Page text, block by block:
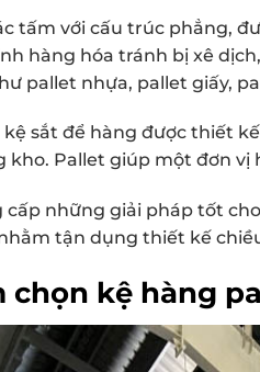
tấm với cấu trúc phẳng,
hàng hóa tránh bị xê
pallet nhựa, pallet giấy,
sắt để hàng được thiết
Pallet giúp một đơn vị
cấp những giải pháp tốt
tận dụng thiết kế
chọn kệ hàng